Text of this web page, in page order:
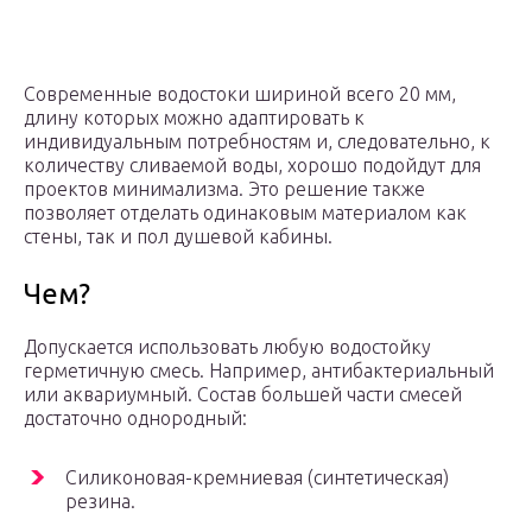
Современные водостоки шириной всего 20 мм,
длину которых можно адаптировать к
индивидуальным потребностям и, следовательно, к
количеству сливаемой воды, хорошо подойдут для
проектов минимализма. Это решение также
позволяет отделать одинаковым материалом как
стены, так и пол душевой кабины.
Чем?
Допускается использовать любую водостойку
герметичную смесь. Например, антибактериальный
или аквариумный. Состав большей части смесей
достаточно однородный:
Силиконовая-кремниевая (синтетическая)
резина.